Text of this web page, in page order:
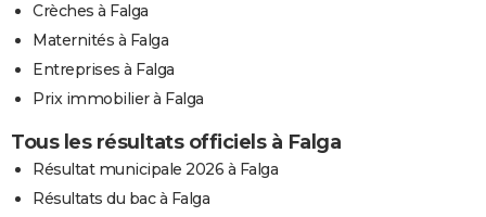
Crèches à Falga
Maternités à Falga
Entreprises à Falga
Prix immobilier à Falga
Tous les résultats officiels à Falga
Résultat municipale 2026 à Falga
Résultats du bac à Falga